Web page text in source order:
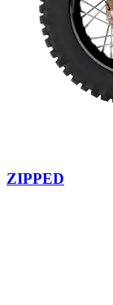
ZIPPED